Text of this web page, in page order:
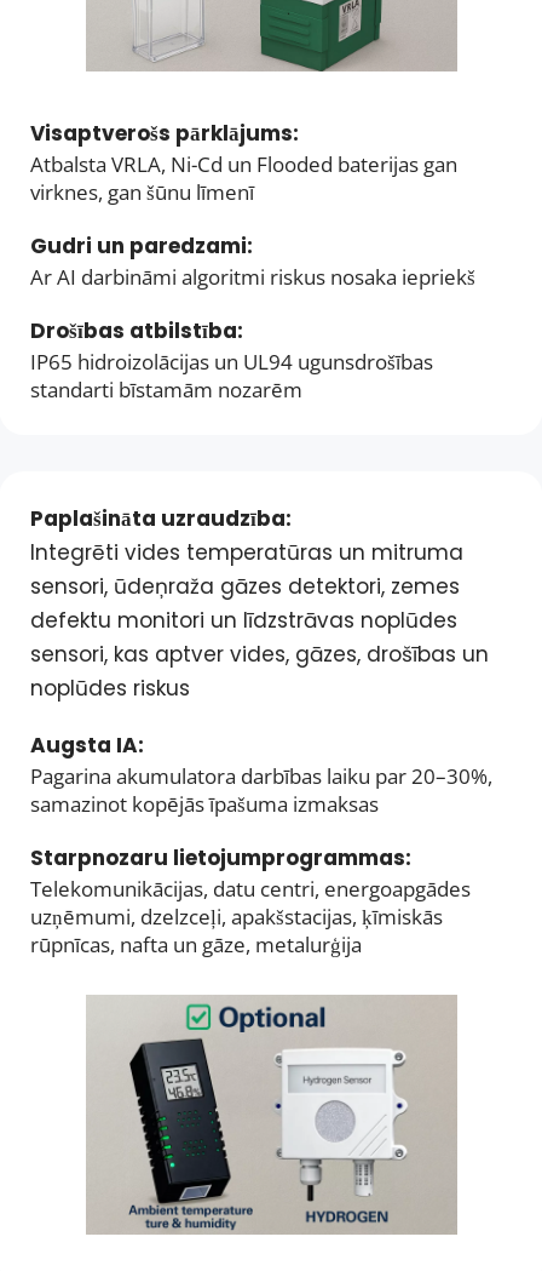
Visaptverošs pārklājums:
Atbalsta VRLA, Ni-Cd un Flooded baterijas gan
virknes, gan šūnu līmenī
Gudri un paredzami:
Ar AI darbināmi algoritmi riskus nosaka iepriekš
Drošības atbilstība:
IP65 hidroizolācijas un UL94 ugunsdrošības
standarti bīstamām nozarēm
Paplašināta uzraudzība:
Integrēti vides temperatūras un mitruma
sensori, ūdeņraža gāzes detektori, zemes
defektu monitori un līdzstrāvas noplūdes
sensori, kas aptver vides, gāzes, drošības un
noplūdes riskus
Augsta IA:
Pagarina akumulatora darbības laiku par 20–30%,
samazinot kopējās īpašuma izmaksas
Starpnozaru lietojumprogrammas:
Telekomunikācijas, datu centri, energoapgādes
uzņēmumi, dzelzceļi, apakšstacijas, ķīmiskās
rūpnīcas, nafta un gāze, metalurģija